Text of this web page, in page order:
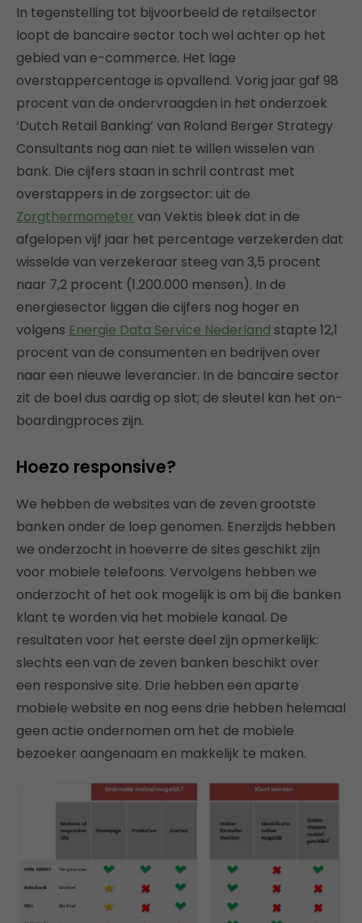
In tegenstelling tot bijvoorbeeld de retailsector
loopt de bancaire sector toch wel achter op het
gebied van e-commerce. Het lage
overstappercentage is opvallend. Vorig jaar gaf 98
procent van de ondervraagden in het onderzoek
‘Dutch Retail Banking’ van Roland Berger Strategy
Consultants nog aan niet te willen wisselen van
bank. Die cijfers staan in schril contrast met
overstappers in de zorgsector: uit de
Zorgthermometer van Vektis bleek dat in de
afgelopen vijf jaar het percentage verzekerden dat
wisselde van verzekeraar steeg van 3,5 procent
naar 7,2 procent (1.200.000 mensen). In de
energiesector liggen die cijfers nog hoger en
volgens Energie Data Service Nederland stapte 12,1
procent van de consumenten en bedrijven over
naar een nieuwe leverancier. In de bancaire sector
zit de boel dus aardig op slot; de sleutel kan het on-
boardingproces zijn.
Hoezo responsive?
We hebben de websites van de zeven grootste
banken onder de loep genomen. Enerzijds hebben
we onderzocht in hoeverre de sites geschikt zijn
voor mobiele telefoons. Vervolgens hebben we
onderzocht of het ook mogelijk is om bij die banken
klant te worden via het mobiele kanaal. De
resultaten voor het eerste deel zijn opmerkelijk:
slechts een van de zeven banken beschikt over
een responsive site. Drie hebben een aparte
mobiele website en nog eens drie hebben helemaal
geen actie ondernomen om het de mobiele
bezoeker aangenaam en makkelijk te maken.